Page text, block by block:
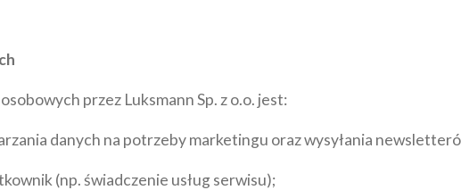
przez Luksmann Sp. z o.o. jest:
danych na potrzeby marketingu oraz wysyłania
(np. świadczenie usług serwisu);